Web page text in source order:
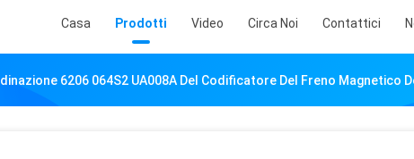
Casa Prodotti Video Circa Noi Contattici
6206 064S2 UA008A Del Codificatore Del Freno Magnetico